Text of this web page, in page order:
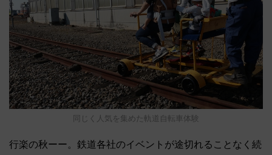
同じく人気を集めた軌道自転車体験
行楽の秋ーー。鉄道各社のイベントが途切れることなく続